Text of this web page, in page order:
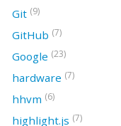
Git (9)
GitHub (7)
Google (23)
hardware (7)
hhvm (6)
highlight.js (7)